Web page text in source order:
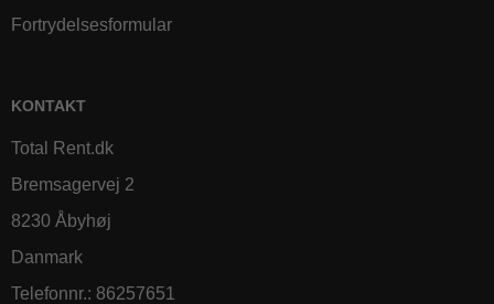
Fortrydelsesformular
KONTAKT
Total Rent.dk
Bremsagervej 2
8230 Åbyhøj
Danmark
Telefonnr.: 86257651